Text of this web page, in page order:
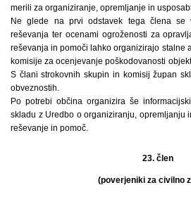
merili za organiziranje, opremljanje in
Ne glede na prvi odstavek tega člena
reševanja ter ocenami ogroženosti za
reševanja in pomoči lahko organizirajo stalne
komisije za ocenjevanje poškodovanosti
S člani strokovnih skupin in komisij župan
obveznostih.
Po potrebi občina organizira še
skladu z Uredbo o organiziranju, opremljanju
reševanje in pomoč.
23. člen
(poverjeniki za civilno